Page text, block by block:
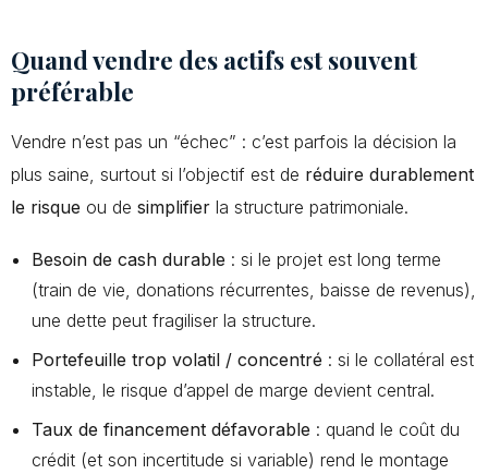
Quand vendre des actifs est souvent
préférable
Vendre n’est pas un “échec” : c’est parfois la décision la
plus saine, surtout si l’objectif est de réduire durablement
le risque ou de simplifier la structure patrimoniale.
Besoin de cash durable : si le projet est long terme
(train de vie, donations récurrentes, baisse de revenus),
une dette peut fragiliser la structure.
Portefeuille trop volatil / concentré : si le collatéral est
instable, le risque d’appel de marge devient central.
Taux de financement défavorable : quand le coût du
crédit (et son incertitude si variable) rend le montage